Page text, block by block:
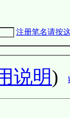
注册笔名请按
说明)